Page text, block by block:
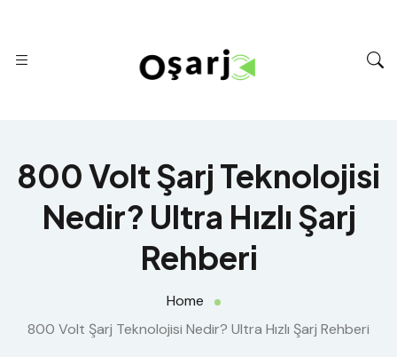
800 Volt Şarj Teknolojisi
Nedir? Ultra Hızlı Şarj
Rehberi
Home
800 Volt Şarj Teknolojisi Nedir? Ultra Hızlı Şarj Rehberi